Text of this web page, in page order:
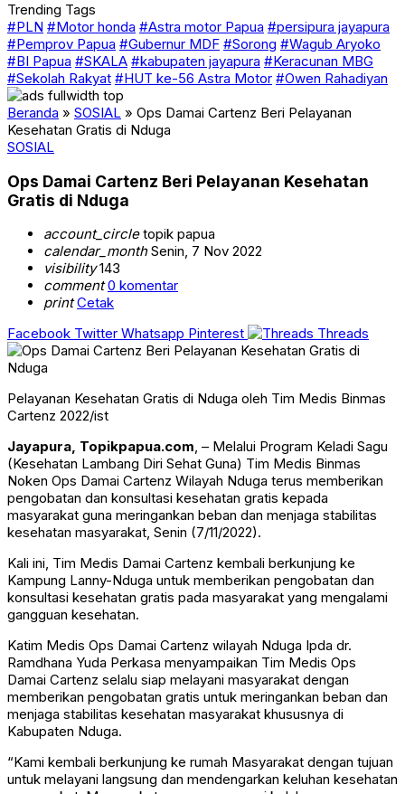
Trending Tags
#PLN #Motor honda #Astra motor Papua #persipura jayapura
#Pemprov Papua #Gubernur MDF #Sorong #Wagub Aryoko
#BI Papua #SKALA #kabupaten jayapura #Keracunan MBG
#Sekolah Rakyat #HUT ke-56 Astra Motor #Owen Rahadiyan
Beranda » SOSIAL » Ops Damai Cartenz Beri Pelayanan
Kesehatan Gratis di Nduga
SOSIAL
Ops Damai Cartenz Beri Pelayanan Kesehatan
Gratis di Nduga
account_circletopik papua
calendar_monthSenin, 7 Nov 2022
visibility143
comment 0 komentar
print Cetak
Facebook Twitter Whatsapp Pinterest Threads
Pelayanan Kesehatan Gratis di Nduga oleh Tim Medis Binmas
Cartenz 2022/ist
Jayapura, Topikpapua.com, – Melalui Program Keladi Sagu
(Kesehatan Lambang Diri Sehat Guna) Tim Medis Binmas
Noken Ops Damai Cartenz Wilayah Nduga terus memberikan
pengobatan dan konsultasi kesehatan gratis kepada
masyarakat guna meringankan beban dan menjaga stabilitas
kesehatan masyarakat, Senin (7/11/2022).
Kali ini, Tim Medis Damai Cartenz kembali berkunjung ke
Kampung Lanny-Nduga untuk memberikan pengobatan dan
konsultasi kesehatan gratis pada masyarakat yang mengalami
gangguan kesehatan.
Katim Medis Ops Damai Cartenz wilayah Nduga Ipda dr.
Ramdhana Yuda Perkasa menyampaikan Tim Medis Ops
Damai Cartenz selalu siap melayani masyarakat dengan
memberikan pengobatan gratis untuk meringankan beban dan
menjaga stabilitas kesehatan masyarakat khususnya di
Kabupaten Nduga.
“Kami kembali berkunjung ke rumah Masyarakat dengan tujuan
untuk melayani langsung dan mendengarkan keluhan kesehatan